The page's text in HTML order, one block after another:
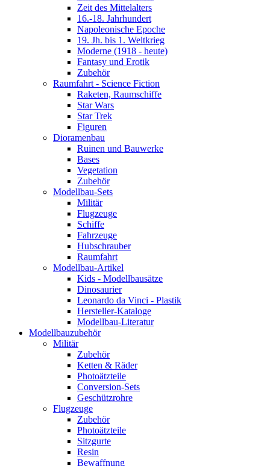
Zeit des Mittelalters
16.-18. Jahrhundert
Napoleonische Epoche
19. Jh. bis 1. Weltkrieg
Moderne (1918 - heute)
Fantasy und Erotik
Zubehör
Raumfahrt - Science Fiction
Raketen, Raumschiffe
Star Wars
Star Trek
Figuren
Dioramenbau
Ruinen und Bauwerke
Bases
Vegetation
Zubehör
Modellbau-Sets
Militär
Flugzeuge
Schiffe
Fahrzeuge
Hubschrauber
Raumfahrt
Modellbau-Artikel
Kids - Modellbausätze
Dinosaurier
Leonardo da Vinci - Plastik
Hersteller-Kataloge
Modellbau-Literatur
Modellbauzubehör
Militär
Zubehör
Ketten & Räder
Photoätzteile
Conversion-Sets
Geschützrohre
Flugzeuge
Zubehör
Photoätzteile
Sitzgurte
Resin
Bewaffnung